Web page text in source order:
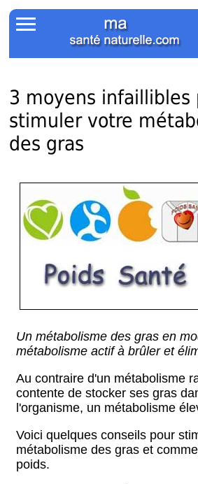
Accueil
Votre Santé
Herbier
Tests
Membres Amis
Facebook
3 moyens infaillibles
stimuler votre
des gras
Un métabolisme des gras en
métabolisme actif à brûler et
Au contraire d'un métabolisme
contente de stocker ses gras
l'organisme, un métabolisme
Voici quelques conseils pour
métabolisme des gras et
poids.